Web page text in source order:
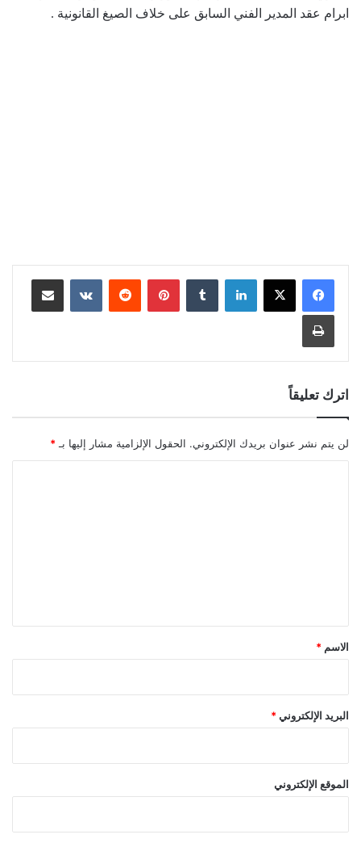
ابرام عقد المدير الفني السابق على خلاف الصيغ القانونية .
لينكدإن بينتيريست مشاركة عبر البريد
طباعة
اترك تعليقاً
لن يتم نشر عنوان بريدك الإلكتروني. الحقول الإلزامية مشار إليها بـ *
*
الاسم *
البريد الإلكتروني *
الموقع الإلكتروني